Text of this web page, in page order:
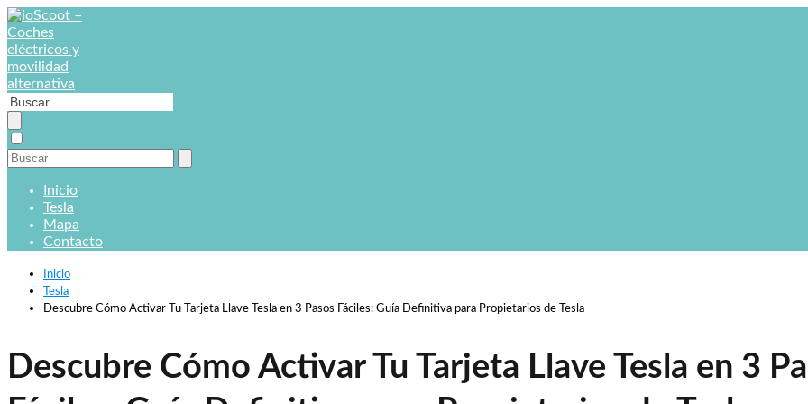
Inicio
Tesla
Mapa
Contacto
Inicio
Tesla
Descubre Cómo Activar Tu Tarjeta Llave Tesla en 3 Pasos Fáciles: Guía Definitiva para Propietarios de Tesla
Descubre Cómo Activar Tu Tarjeta Llave Tesla en 3